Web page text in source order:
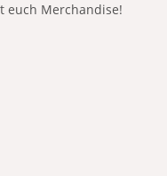
euch Merchandise!